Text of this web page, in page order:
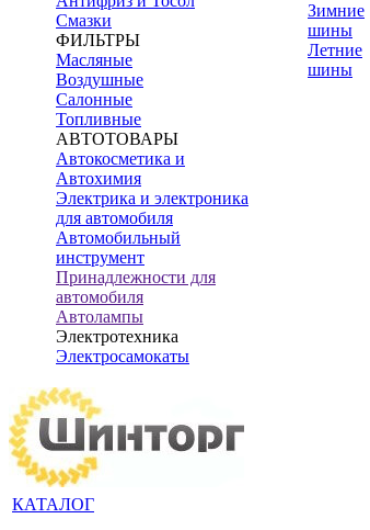
Смазки
ФИЛЬТРЫ
Масляные
Воздушные
Салонные
Топливные
АВТОТОВАРЫ
Автокосметика и
Автохимия
Электрика и электроника
для автомобиля
Автомобильный
инструмент
Принадлежности для
автомобиля
Автолампы
Электротехника
Электросамокаты
Зимние
шины
Летние
шины
КАТАЛОГ